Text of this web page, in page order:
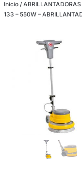
Inicio / ABRILLANTADORAS
133 – 550W –